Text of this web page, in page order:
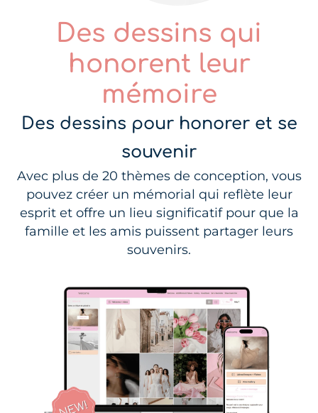
Des dessins qui
honorent leur
mémoire
Des dessins pour honorer et se
souvenir
Avec plus de 20 thèmes de conception, vous
pouvez créer un mémorial qui reflète leur
esprit et offre un lieu significatif pour que la
famille et les amis puissent partager leurs
souvenirs.